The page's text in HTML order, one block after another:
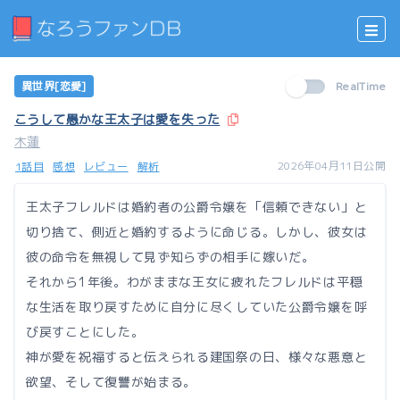
異世界[恋愛] RealTime
こうして愚かな王太子は愛を失った
木蓮
1話目 感想 レビュー 解析 2026年04月11日公開
王太子フレルドは婚約者の公爵令嬢を「信頼できない」と
切り捨て、側近と婚約するように命じる。しかし、彼女は
彼の命令を無視して見ず知らずの相手に嫁いだ。
それから1年後。わがままな王女に疲れたフレルドは平穏
な生活を取り戻すために自分に尽くしていた公爵令嬢を呼
び戻すことにした。
神が愛を祝福すると伝えられる建国祭の日、様々な悪意と
欲望、そして復讐が始まる。